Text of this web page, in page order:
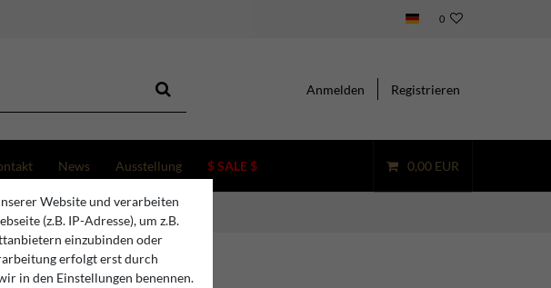
0
Anmelden Registrieren
News Ausstellung $ SALE $ 0,00 EUR
Casa Padrino
Website und verarbeiten
(z.B. IP-Adresse), um z.B.
einzubinden oder
erfolgt erst durch
in den Einstellungen benennen.